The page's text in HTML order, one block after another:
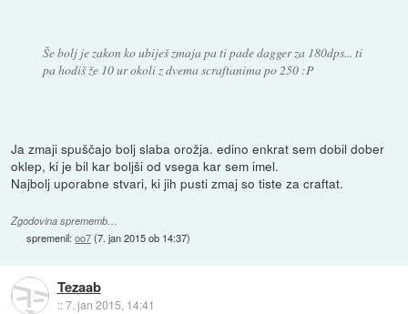
Še bolj je zakon ko ubiješ zmaja pa ti pade dagger za 180dps... ti
pa hodiš že 10 ur okoli z dvema scraftanima po 250 :P
Ja zmaji spuščajo bolj slaba orožja. edino enkrat sem dobil dober
oklep, ki je bil kar boljši od vsega kar sem imel.
Najbolj uporabne stvari, ki jih pusti zmaj so tiste za craftat.
Zgodovina sprememb…
spremenil:oo7(7. jan 2015 ob 14:37)
Tezaab
::7. jan 2015, 14:41